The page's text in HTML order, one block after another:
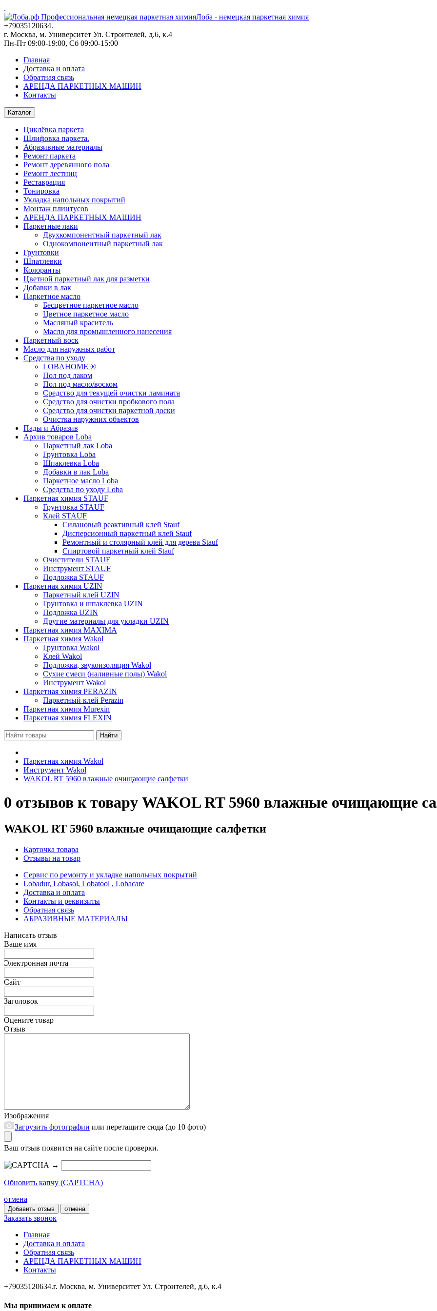
.
Лоба - немецкая паркетная химия
+79035120634​.
г. Москва, м. Университет Ул. Строителей, д.6, к.4
Пн-Пт 09:00-19:00, Сб 09:00-15:00
Главная
Доставка и оплата
Обратная связь
АРЕНДА ПАРКЕТНЫХ МАШИН
Контакты
Каталог
Циклёвка паркета
Шлифовка паркета.
Абразивные материалы
Ремонт паркета
Ремонт деревянного пола
Ремонт лестниц
Реставрация
Тонировка
Укладка напольных покрытий
Монтаж плинтусов
АРЕНДА ПАРКЕТНЫХ МАШИН
Паркетные лаки
Двухкомпонентный паркетный лак
Однокомпонентный паркетный лак
Грунтовки
Шпатлевки
Колоранты
Цветной паркетный лак для разметки
Добавки в лак
Паркетное масло
Бесцветное паркетное масло
Цветное паркетное масло
Масляный краситель
Масло для промышленного нанесения
Паркетный воск
Масло для наружных работ
Средства по уходу
LOBAHOME ®
Пол под лаком
Пол под масло/воском
Средство для текущей очистки ламината
Средство для очистки пробкового пола
Средство для очистки паркетной доски
Очистка наружних объектов
Пады и Абразив
Архив товаров Loba
Паркетный лак Loba
Грунтовка Loba
Шпаклевка Loba
Добавки в лак Loba
Паркетное масло Loba
Средства по уходу Loba
Паркетная химия STAUF
Грунтовка STAUF
Клей STAUF
Силановый реактивный клей Stauf
Дисперсионный паркетный клей Stauf
Ремонтный и столярный клей для дерева Stauf
Спиртовой паркетный клей Stauf
Очистители STAUF
Инструмент STAUF
Подложка STAUF
Паркетная химия UZIN
Паркетный клей UZIN
Грунтовка и шпаклевка UZIN
Подложка UZIN
Другие материалы для укладки UZIN
Паркетная химия MAXIMA
Паркетная химия Wakol
Грунтовка Wakol
Клей Wakol
Подложка, звукоизоляция Wakol
Сухие смеси (наливные полы) Wakol
Инструмент Wakol
Паркетная химия PERAZIN
Паркетный клей Perazin
Паркетная химия Murexin
Паркетная химия FLEXIN
Паркетная химия Wakol
Инструмент Wakol
WAKOL RT 5960 влажные очищающие салфетки
0 отзывов к товару WAKOL RT 5960 влажные очищающие
WAKOL RT 5960 влажные очищающие салфетки
Карточка товара
Отзывы на товар
Сервис по ремонту и укладке напольных покрытий
Lobadur, Lobasol, Lobatool , Lobacare
Доставка и оплата
Контакты и реквизиты
Обратная связь
АБРАЗИВНЫЕ МАТЕРИАЛЫ
Написать отзыв
Ваше имя
Электронная почта
Сайт
Заголовок
Оцените товар
Отзыв
Изображения
Загрузить фотографии или перетащите сюда (до 10 фото)
Ваш отзыв появится на сайте после проверки.
→
Обновить капчу (CAPTCHA)
отмена
отмена
Заказать звонок
Главная
Доставка и оплата
Обратная связь
АРЕНДА ПАРКЕТНЫХ МАШИН
Контакты
+79035120634​.г. Москва, м. Университет Ул. Строителей, д.6, к.4
Мы принимаем к оплате